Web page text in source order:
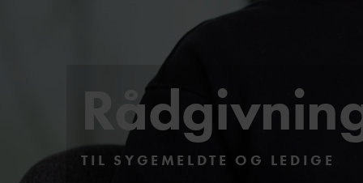
Støtte til
TIL SYGEMELDTE OG LEDIGE
Dansk